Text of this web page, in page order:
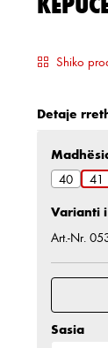
Shiko
Detaje
Zgjidh
40
41
Varianti
Art.-Nr.
Sasia
Sasia